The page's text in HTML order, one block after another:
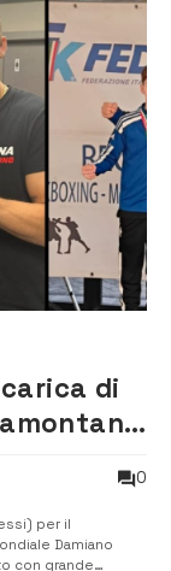
di
0
per il
Damiano
con grande